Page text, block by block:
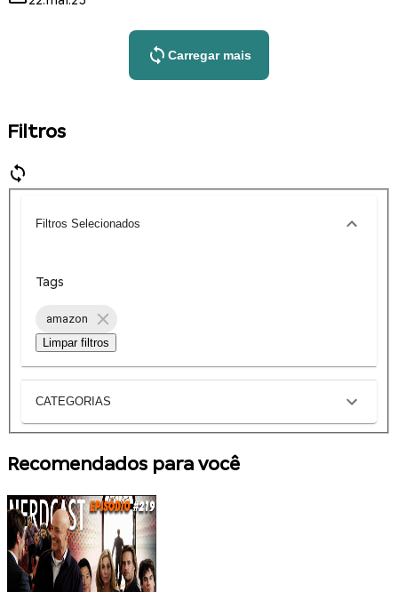
Carregar mais
Filtros
Filtros Selecionados
Tags
amazon
Limpar filtros
CATEGORIAS
Recomendados para você